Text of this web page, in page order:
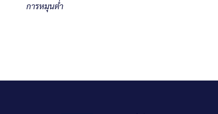
การหมุนต่ำ